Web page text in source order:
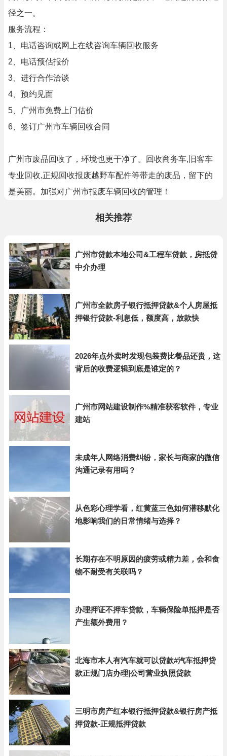
径之一。
服务流程：
1、电话咨询或网上在线咨询车辆回收服务
2、电话预估报价
3、进行合作洽谈
4、预约见面
5、广州市免费上门估价
6、签订广州市车辆回收合同
广州市废品回收了，环境也更干净了。回收商务车,旧客车
专业回收,正规回收报废越野车配件等带走的废品，留下的
是美丽。加强对广州市报废车辆回收的管理！
相关推荐
广州市贷款本地公司&工程车贷款，房抵贷
中介办理
广州市全款房子银行抵押贷款&个人房屋抵
押银行贷款-利息低，额度高，放款快
2026年点外卖时发现包装费比餐品还贵，这
背后的收费逻辑到底是谁定的？
广州市网站建设制作%精准获客软件，专业
建站
未成年人网络消费纠纷，家长与商家的微信
沟通记录有用吗？
从色彩心理学看，红黄蓝三色如何潜移默化
地影响我们的日常情绪与选择？
长期存在不明原因的疲劳或精力差，会和食
物不耐受有关联吗？
办理押证不押车贷款，车辆保险单抵押是否
产生额外费用？
北海市本人有汽车就可以贷款#汽车抵押贷
款正规门店办理|公司营业执照贷款
三明市房产红本银行抵押贷款&银行房产抵
押贷款-正规抵押贷款